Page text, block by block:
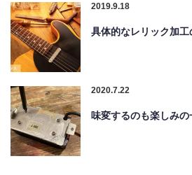
2019.9.18
具体的なレリック加工
2020.7.22
味変するのも楽しみの